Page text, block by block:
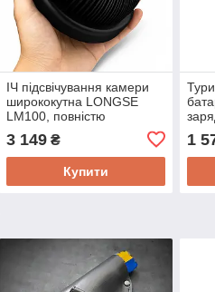
ІЧ підсвічування камери
ширококутна LONGSE
LM100, повністю
10Вт, кут освітлення 160
3 149₴
Купити
1